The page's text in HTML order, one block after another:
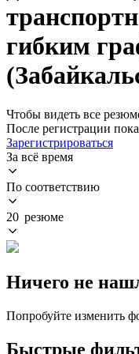
гибким
Чтобы видеть все
После регистрации
Зарегистрироваться
За всё время
По соответствию
20 резюме
Ничего не
Попробуйте изменить
Быстрые